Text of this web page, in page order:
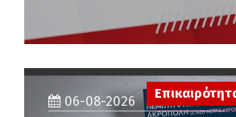
06-08-2026